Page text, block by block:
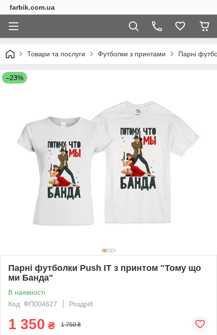
farbik.com.ua
Товари та послуги Футболки з принтами Парні
–23%
Парні футболки Push IT з принтом "Тому що
ми Банда"
В наявності
Код: ФП004627
Роздріб
1 350 ₴ 1 750 ₴